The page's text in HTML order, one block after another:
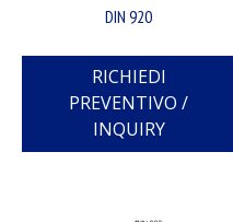
DIN 920
RICHIEDI
PREVENTIVO /
INQUIRY